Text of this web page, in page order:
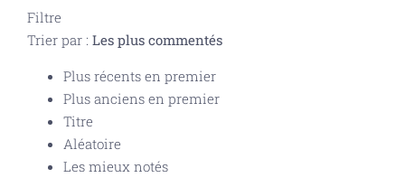
Filtre
Trier par : Les plus commentés
Plus récents en premier
Plus anciens en premier
Titre
Aléatoire
Les mieux notés